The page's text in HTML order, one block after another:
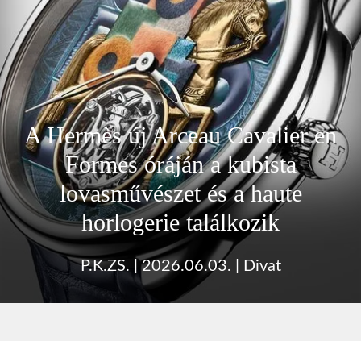
A Hermès új Arceau Cavalier en
Formes óráján a kubista
lovasművészet és a haute
horlogerie találkozik
P.K.ZS. |2026.06.03. Divat